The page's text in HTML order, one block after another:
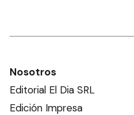
Nosotros
Editorial El Dia SRL
Edición Impresa